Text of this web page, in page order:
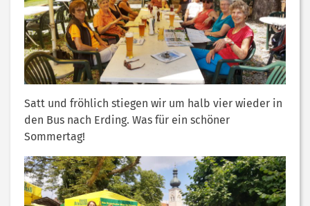
Satt und fröhlich stiegen wir um halb vier wieder in
den Bus nach Erding. Was für ein schöner
Sommertag!